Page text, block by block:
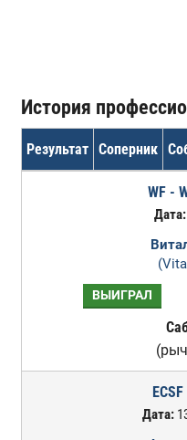
История
Результат Соперник
WF -
Дата:
ВЫИГРАЛ
Дата: